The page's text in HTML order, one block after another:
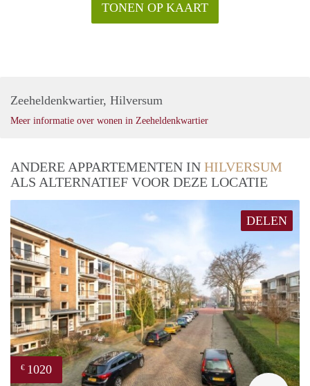
TONEN OP KAART
Zeeheldenkwartier, Hilversum
Meer informatie over wonen in Zeeheldenkwartier
ANDERE APPARTEMENTEN IN HILVERSUM
ALS ALTERNATIEF VOOR DEZE LOCATIE
DELEN
€ 1020